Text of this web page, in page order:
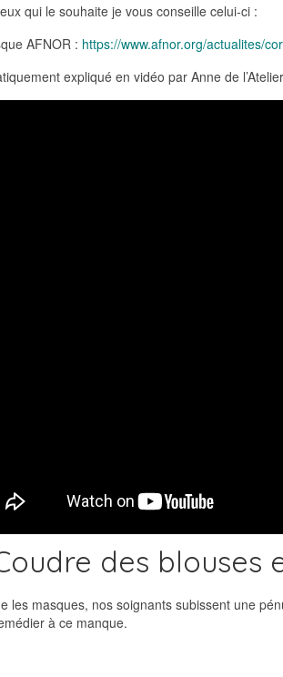
qui le souhaite je vous conseille celui-ci :
AFNOR : https://www.afnor.org/actualites/
expliqué en vidéo par Anne de
des blouses
les masques, nos soignants subissent une
à ce manque.